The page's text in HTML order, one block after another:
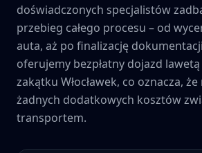
doświadczonych specjalistów
przebieg całego procesu – od
auta, aż po finalizację
oferujemy bezpłatny dojazd
zakątku Włocławek, co oznacza,
żadnych dodatkowych kosztów
transportem.